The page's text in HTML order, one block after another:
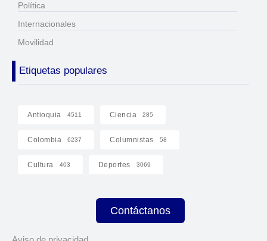
Política
Internacionales
Movilidad
Etiquetas populares
Antioquia 4511 Ciencia 285
Colombia 6237 Columnistas 58
Cultura 403 Deportes 3069
Contáctanos